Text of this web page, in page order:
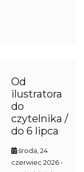
Od
ilustratora
do
czytelnika /
do 6 lipca
środa, 24
czerwiec 2026-